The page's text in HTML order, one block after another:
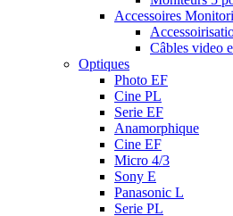
Accessoires
Câbles video
Optiques
Photo EF
Cine PL
Serie EF
Anamorphique
Cine EF
Micro 4/3
Sony E
Panasonic L
Serie PL